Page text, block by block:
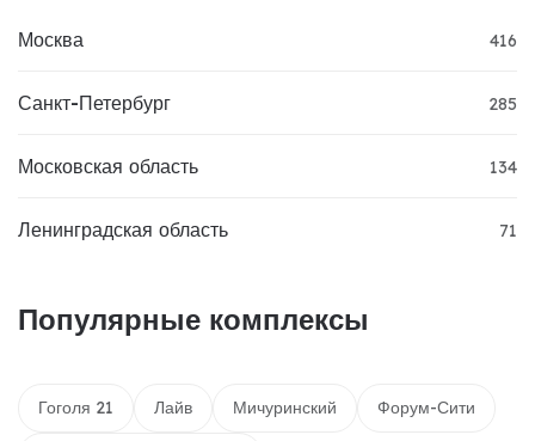
Москва 416
Санкт-Петербург 285
Московская область 134
Ленинградская область 71
Популярные комплексы
Гоголя 21 Лайв Мичуринский Форум-Сити